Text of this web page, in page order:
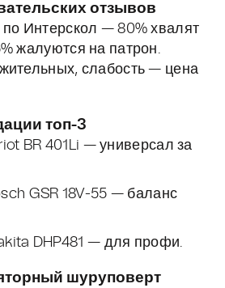
отзывов
Интерскол — 80% хвалят
жалуются на патрон.
слабость — цена
топ-3
BR 401Li — универсал за
GSR 18V-55 — баланс
DHP481 — для профи.
шуруповерт